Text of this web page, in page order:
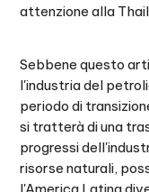
attenzione alla
Sebbene questo
l'industria del
periodo di
si tratterà di una
progressi
risorse naturali,